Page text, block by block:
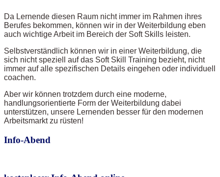
Da Lernende diesen Raum nicht immer im Rahmen ihres
Berufes bekommen, können wir in der Weiterbildung eben
auch wichtige Arbeit im Bereich der Soft Skills leisten.
Selbstverständlich können wir in einer Weiterbildung, die
sich nicht speziell auf das Soft Skill Training bezieht, nicht
immer auf alle spezifischen Details eingehen oder individuell
coachen.
Aber wir können trotzdem durch eine moderne,
handlungsorientierte Form der Weiterbildung dabei
unterstützen, unsere Lernenden besser für den modernen
Arbeitsmarkt zu rüsten!
Info-Abend